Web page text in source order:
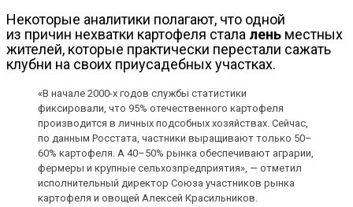
Некоторые аналитики полагают, что одной
из причин нехватки картофеля стала лень местных
жителей, которые практически перестали сажать
клубни на своих приусадебных участках.
«В начале 2000-х годов службы статистики
фиксировали, что 95% отечественного картофеля
производится в личных подсобных хозяйствах. Сейчас,
по данным Росстата, частники выращивают только 50–
60% картофеля. А 40–50% рынка обеспечивают аграрии,
фермеры и крупные сельхозпредприятия», — отметил
исполнительный директор Союза участников рынка
картофеля и овощей Алексей Красильников.